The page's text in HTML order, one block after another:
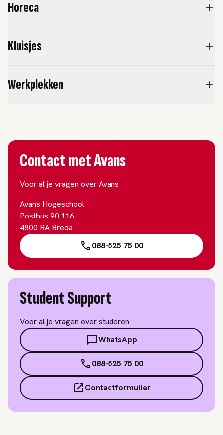
Horeca
Kluisjes
Werkplekken
Contact met Avans
Voor al je vragen over Avans
Avans Hogeschool
Postbus 90.116
4800 RA Breda
088-525 75 00
Student Support
Voor al je vragen over studeren
WhatsApp
088-525 75 00
Contactformulier